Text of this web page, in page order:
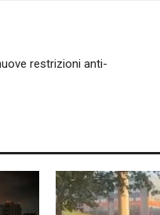
restrizioni anti-